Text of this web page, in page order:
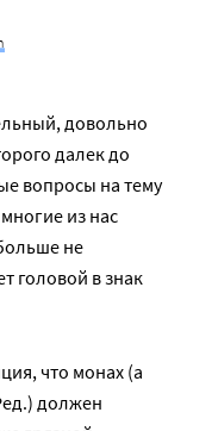
довольно
далек до
вопросы на тему
из нас
не
головой в знак
что монах (а
должен